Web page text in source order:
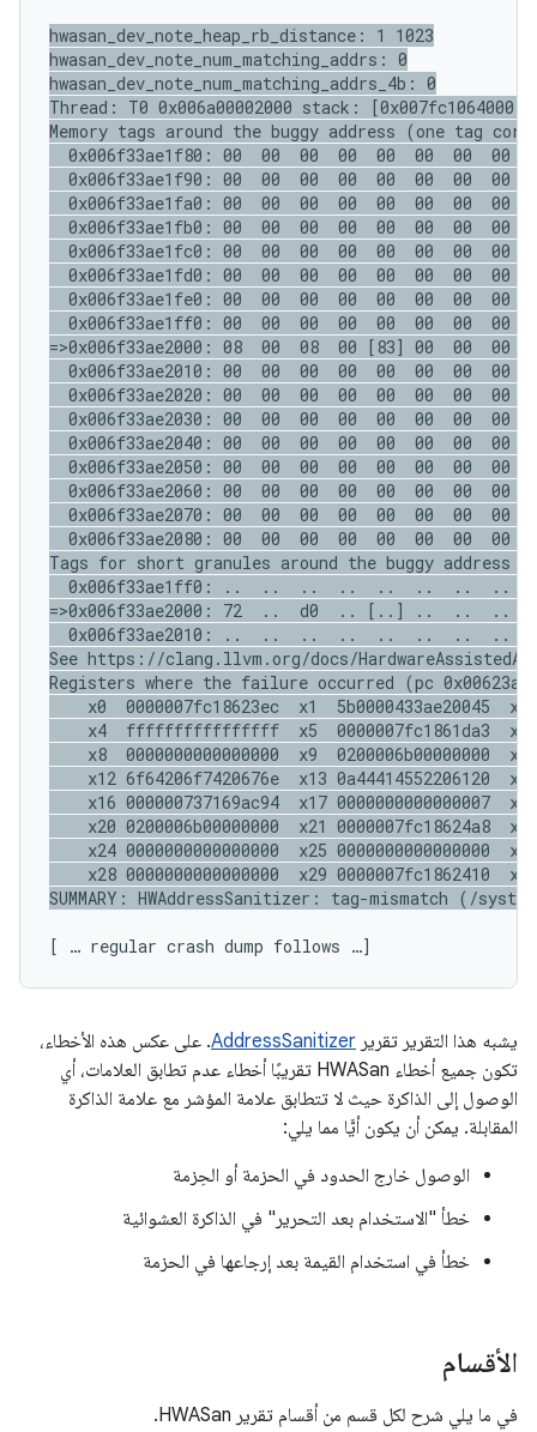
hwasan_dev_note_heap_rb_distance: 1 1023
hwasan_dev_note_num_matching_addrs: 0
hwasan_dev_note_num_matching_addrs_4b: 0
Thread: T0 0x006a00002000 stack:
Memory tags around the buggy address (one tag
0x006f33ae1f80: 00  00  00  00  00  00  00  00
0x006f33ae1f90: 00  00  00  00  00  00  00  00
0x006f33ae1fa0: 00  00  00  00  00  00  00  00
0x006f33ae1fb0: 00  00  00  00  00  00  00  00
0x006f33ae1fc0: 00  00  00  00  00  00  00  00
0x006f33ae1fd0: 00  00  00  00  00  00  00  00
0x006f33ae1fe0: 00  00  00  00  00  00  00  00
0x006f33ae1ff0: 00  00  00  00  00  00  00  00
=>0x006f33ae2000: 08  00  08  00 [83] 00  00
0x006f33ae2010: 00  00  00  00  00  00  00  00
0x006f33ae2020: 00  00  00  00  00  00  00  00
0x006f33ae2030: 00  00  00  00  00  00  00  00
0x006f33ae2040: 00  00  00  00  00  00  00  00
0x006f33ae2050: 00  00  00  00  00  00  00  00
0x006f33ae2060: 00  00  00  00  00  00  00  00
0x006f33ae2070: 00  00  00  00  00  00  00  00
0x006f33ae2080: 00  00  00  00  00  00  00  00
Tags for short granules around the buggy address
0x006f33ae1ff0: ..  ..  ..  ..  ..  ..  ..  ..
=>0x006f33ae2000: 72  ..  d0  .. [..] ..
0x006f33ae2010: ..  ..  ..  ..  ..  ..  ..  ..
See https://clang.llvm.org/docs/
Registers where the failure occurred (pc
x0  0000007fc18623ec  x1  5b0000433ae20045
x4  ffffffffffffffff  x5  0000007fc1861da3
x8  0000000000000000  x9  0200006b00000000
x12 6f64206f7420676e  x13 0a44414552206120
x16 000000737169ac94  x17 0000000000000007
x20 0200006b00000000  x21 0000007fc18624a8
x24 0000000000000000  x25 0000000000000000
x28 0000000000000000  x29 0000007fc1862410
[ … regular crash dump follows …]
يشبه هذا التقرير تقرير AddressSanitizer. على عكس هذه الأخطاء،
تكون جميع أخطاء HWASan تقريبًا أخطاء عدم تطابق العلامات، أي
الوصول إلى الذاكرة حيث لا تتطابق علامة المؤشر مع علامة الذاكرة
المقابلة. يمكن أن يكون أيًّا مما يلي:
الوصول خارج الحدود في الحزمة أو الحِزمة
خطأ "الاستخدام بعد التحرير" في الذاكرة العشوائية
خطأ في استخدام القيمة بعد إرجاعها في الحزمة
الأقسام
في ما يلي شرح لكل قسم من أقسام تقرير HWASan.